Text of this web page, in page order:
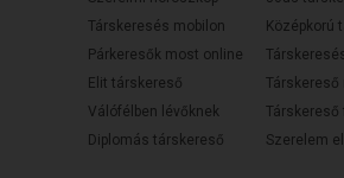
Társkeresés mobilon
Párkeresők most online
Elit társkereső
Válófélben lévőknek
Diplomás társkereső
Középkorú
Társkereső
Társkereső
Szerelem